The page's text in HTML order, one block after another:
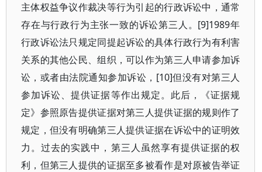
主体权益争议作裁决等行为引起的行政诉讼中，通常
存在与行政行为主张一致的诉讼第三人。[9]1989年
行政诉讼法只规定同提起诉讼的具体行政行为有利害
关系的其他公民、组织，可以作为第三人申请参加诉
讼，或者由法院通知参加诉讼，[10]但没有对第三人
参加诉讼、提供证据等作出规定。此后，《证据规
定》参照原告提供证据对第三人提供证据的规则作了
规定，但没有明确第三人提供证据在诉讼中的证明效
力。过去的实践中，第三人虽然享有提供证据的权
利，但第三人提供的证据至多被看作是对原被告举证